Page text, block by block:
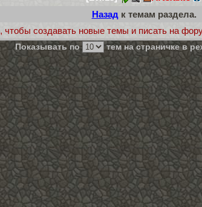
Назад к темам раздела.
чтобы создавать новые темы и писать на
Показывать по тем на страничке в